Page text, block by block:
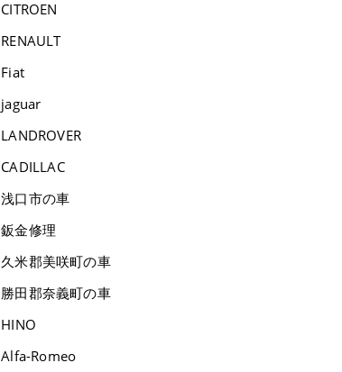
CITROEN
RENAULT
Fiat
jaguar
LANDROVER
CADILLAC
浅口市の車
鈑金修理
久米郡美咲町の車
勝田郡奈義町の車
HINO
Alfa-Romeo